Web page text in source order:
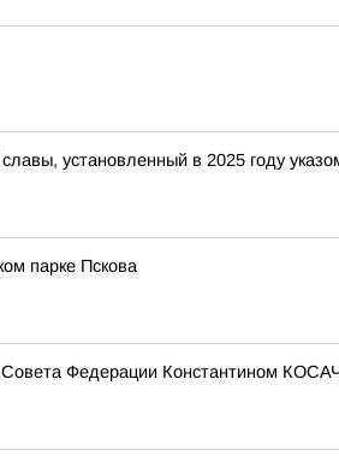
славы, установленный в 2025 году
парке Пскова
Федерации Константином